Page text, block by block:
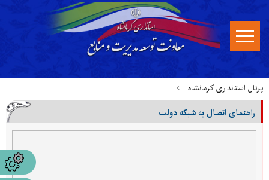
پرتال استانداری کرمانشاه
مدیریت فناوری اطلاعات، امنیت فضای مجازی و شبکه دولت
راهنمای اتصال به شبکه دولت